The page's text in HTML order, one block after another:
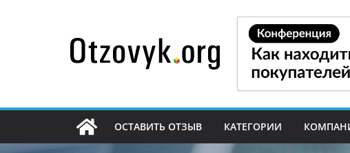
содержимому
ОСТАВИТЬ ОТЗЫВ КАТЕГОРИИ